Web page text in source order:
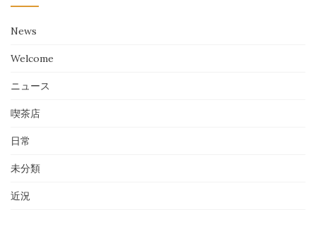
News
Welcome
ニュース
喫茶店
日常
未分類
近況